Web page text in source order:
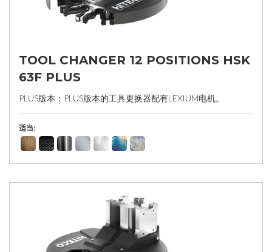
TOOL CHANGER 12 POSITIONS HSK
63F PLUS
PLUS版本：PLUS版本的工具更换器配有LEXIUM电机。
适当: